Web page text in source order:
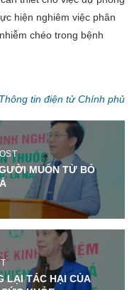
hiện nghiêm việc phân
chéo trong bệnh
tin điện tử Chính phủ
MUỐN TỪ BỎ
LẠI TÁC HẠI CỦA